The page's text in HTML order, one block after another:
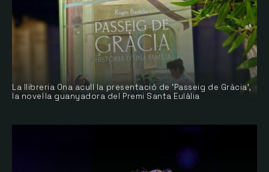
La llibreria Ona acull la presentació de ‘Passeig de Gràcia’,
la novel·la guanyadora del Premi Santa Eulàlia